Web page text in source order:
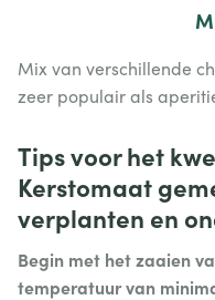
Mix van verschillende
zeer populair als
Tips voor het
Kerstomaat
verplanten en
Begin met het zaaien
temperatuur van